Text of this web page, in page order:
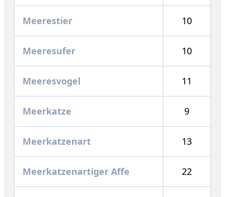
Meerestier 10
Meeresufer 10
Meeresvogel 11
Meerkatze 9
Meerkatzenart 13
Meerkatzenartiger Affe 22